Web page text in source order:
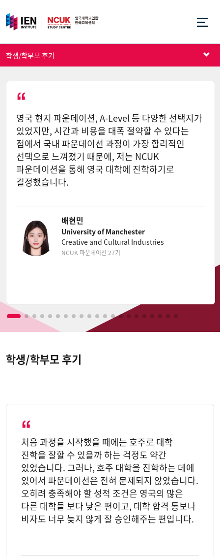
영국 현지 파운데이션, A-Level 등 다양한 선택지가
있었지만, 시간과 비용을 대폭 절약할 수 있다는
점에서 국내 파운데이션 과정이 가장 합리적인
선택으로 느껴졌기 때문에, 저는 NCUK
파운데이션을 통해 영국 대학에 진학하기로
결정했습니다.
배현민
University of Manchester
Creative and Cultural Industries
NCUK 파운데이션 27기
학생/학부모 후기
학생/학부모 후기
처음 과정을 시작했을 때에는 호주로 대학
진학을 잘할 수 있을까 하는 걱정도 약간
있었습니다. 그러나, 호주 대학을 진학하는 데에
있어서 파운데이션은 전혀 문제되지 않았습니다.
오히려 충족해야 할 성적 조건은 영국의 많은
다른 대학들 보다 낮은 편이고, 대학 합격 통보나
비자도 너무 늦지 않게 잘 승인해주는 편입니다.